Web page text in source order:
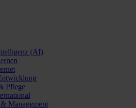
(AI)
Pflege
Management